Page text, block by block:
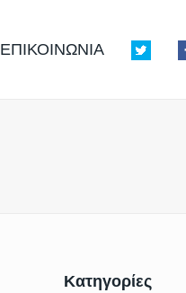
ΕΠΙΚΟΙΝΩΝΙΑ
Κατηγορίες